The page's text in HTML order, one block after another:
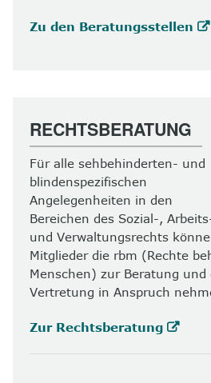
Zu den Beratungsstellen
RECHTSBERATUNG
Für alle sehbehinderten- und
blindenspezifischen
Angelegenheiten in den
Bereichen des Sozial-,
und Verwaltungsrechts
Mitglieder die rbm (Rechte
Menschen) zur Beratung und
Vertretung in Anspruch
Zur Rechtsberatung